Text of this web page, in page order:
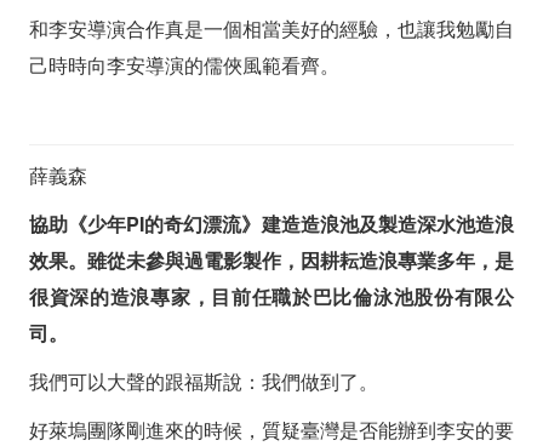
和李安導演合作真是一個相當美好的經驗，也讓我勉勵自
己時時向李安導演的儒俠風範看齊。
薛義森
協助《少年PI的奇幻漂流》建造造浪池及製造深水池造浪
效果。雖從未參與過電影製作，因耕耘造浪專業多年，是
很資深的造浪專家，目前任職於巴比倫泳池股份有限公
司。
我們可以大聲的跟福斯說：我們做到了。
好萊塢團隊剛進來的時候，質疑臺灣是否能辦到李安的要